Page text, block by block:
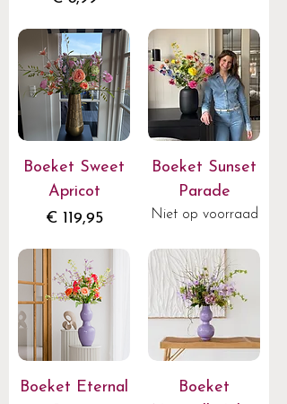
Boeket Sweet
Apricot
Prijs
€ 119,95
Boeket Sunset
Parade
Niet op voorraad
Boeket Eternal
Boeket